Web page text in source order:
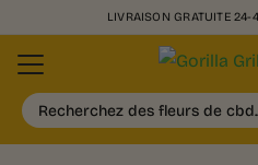
LIVRAISON GRATUITE
Recherchez des fleurs de